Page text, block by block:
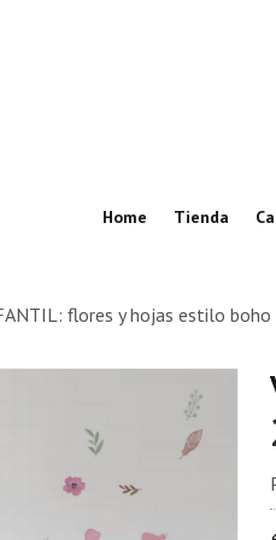
Home Tienda
flores y hojas estilo boho